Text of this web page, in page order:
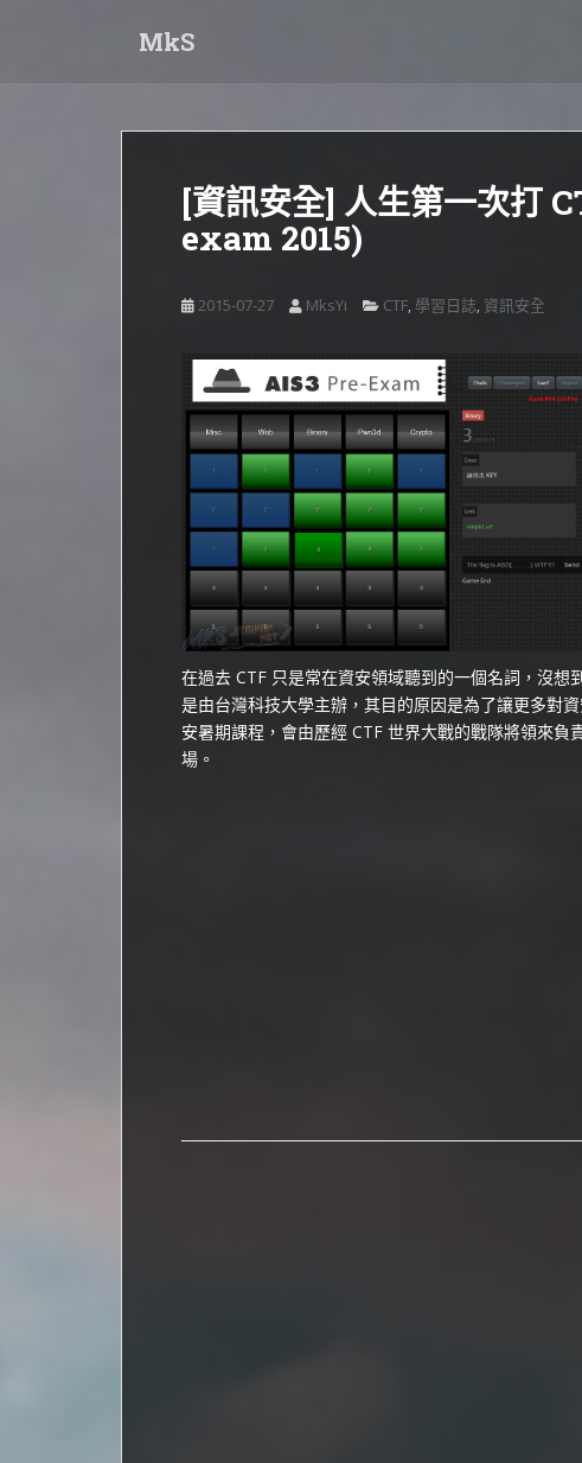
MkS
[資訊安全] 人生第一次打
exam 2015)
2015-07-27 MksYi CTF, 學習日誌, 資訊安全
在過去 CTF 只是常在資安領域聽到的一個名詞，沒想
是由台灣科技大學主辦，其目的原因是為了讓更多對
安暑期課程，會由歷經 CTF 世界大戰的戰隊將領來
場。